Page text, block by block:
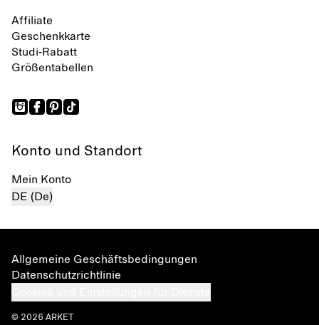
Affiliate
Geschenkkarte
Studi-Rabatt
Größentabellen
Konto und Standort
Mein Konto
DE (De)
Allgemeine Geschäftsbedingungen
Datenschutzrichtlinie
© 2026 ARKET